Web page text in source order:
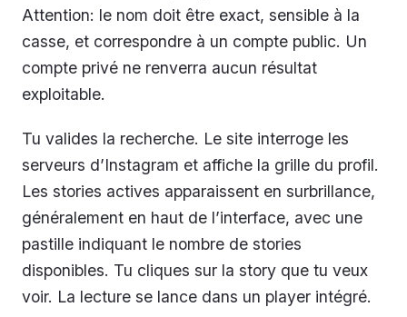
Attention: le nom doit être exact, sensible à la
casse, et correspondre à un compte public. Un
compte privé ne renverra aucun résultat
exploitable.
Tu valides la recherche. Le site interroge les
serveurs d’Instagram et affiche la grille du profil.
Les stories actives apparaissent en surbrillance,
généralement en haut de l’interface, avec une
pastille indiquant le nombre de stories
disponibles. Tu cliques sur la story que tu veux
voir. La lecture se lance dans un player intégré.